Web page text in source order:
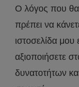
Ο λόγος που θα
πρέπει να
ιστοσελίδα
αξιοποιήσετε
δυνατοτήτων